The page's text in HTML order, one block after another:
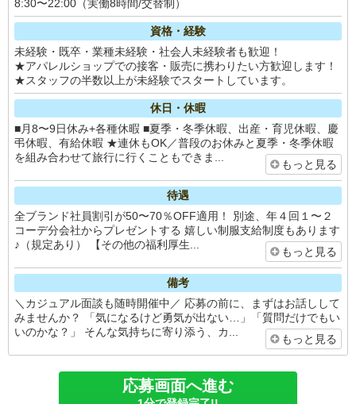
8:30〜22:00（実働8時間/交替制）
資格・経験
未経験・既卒・業種未経験・社会人未経験者も歓迎！
★アパレルショップでの接客・販売に携わりたい方歓迎します！
★スタッフの半数以上が未経験でスタートしています。
休日・休暇
■月8〜9日休み+各種休暇 ■夏季・冬季休暇、出産・育児休暇、慶
弔休暇、有給休暇 ★連休もOK／普段のお休みと夏季・冬季休暇
を組み合わせて旅行に行くこともできま...
もっと見る
待遇
全ブランド社員割引が50〜70％OFF適用！ 別途、年４回１〜２
コーデ分会社からプレゼントする 嬉しい制服支給制度もあります
♪（規定あり） 【その他の福利厚生...
もっと見る
備考
＼カジュアル面談も随時開催中／ 応募の前に、まずはお話しして
みませんか？ 「気になるけど勇気が出ない…」「質問だけでもい
いのかな？」 そんな気持ちに寄り添う、カ...
もっと見る
応募画面へ進む